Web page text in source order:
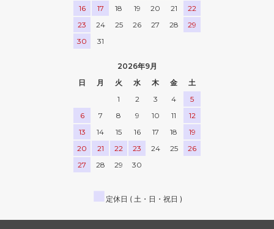
16
17 18 19 20 21
22
23
24 25 26 27 28
29
30
31
2026年9月
日
月 火 水 木 金
土
1
2 3 4
5
6
7 8 9 10 11
12
13
14 15 16 17 18
19
20
21 22 23 24 25
26
27
28 29 30
■ 定休日 ( 土・日・祝日 )